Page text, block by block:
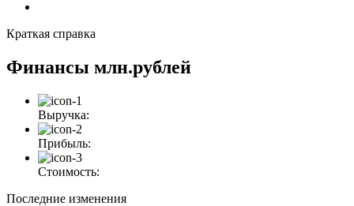
Краткая справка
Финансы млн.рублей
Выручка:
Прибыль:
Стоимость:
Последние изменения